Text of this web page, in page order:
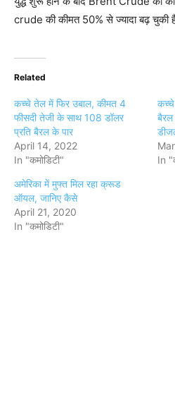
crude की कीमत 50% से ज्यादा बढ़ चुकी
Related
कच्चे तेल में फिर उबाल, कीमत 4
फीसदी तेजी के साथ 108 डॉलर
प्रति बैरल के पार
April 14, 2022
In "कमोडिटी"
कच्चे
बैरल
In
अमेरिका में मुफ्त मिल रहा क्रूड
ऑयल, जानिए कैसे
April 21, 2020
In "कमोडिटी"